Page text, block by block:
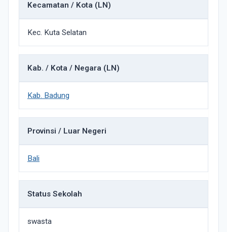
Kecamatan / Kota (LN)
Kec. Kuta Selatan
Kab. / Kota / Negara (LN)
Kab. Badung
Provinsi / Luar Negeri
Bali
Status Sekolah
swasta